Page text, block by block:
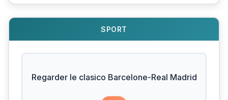
SPORT
Regarder le clasico Barcelone-Real Madrid